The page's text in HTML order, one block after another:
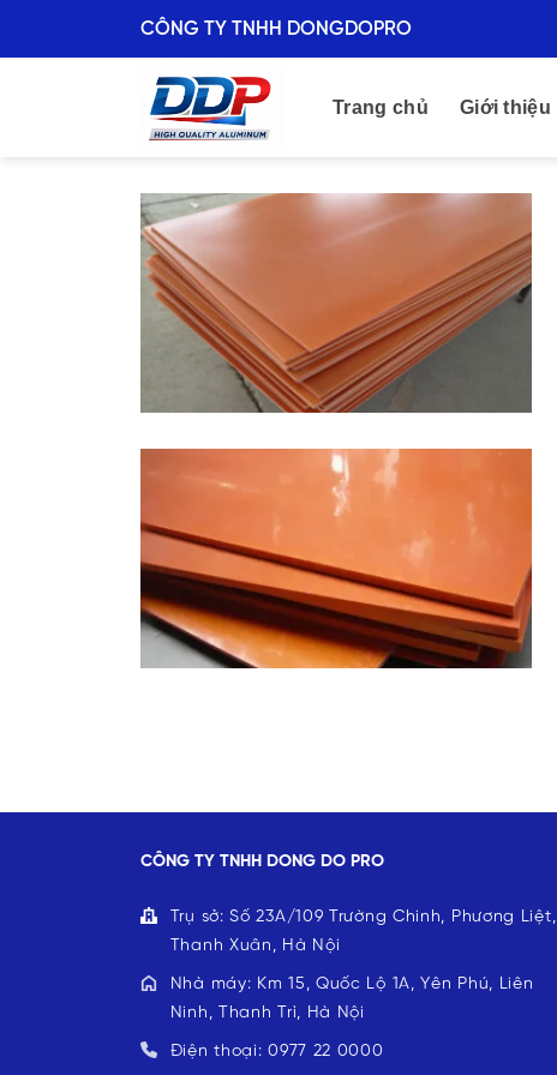
CÔNG TY TNHH DONGDOPRO
Trang chủ Giới thiệu
CÔNG TY TNHH DONG DO PRO
Trụ sở: Số 23A/109 Trường Chinh, Phương Liệt,
Thanh Xuân, Hà Nội
Nhà máy: Km 15, Quốc Lộ 1A, Yên Phú, Liên
Ninh, Thanh Trì, Hà Nội
Điện thoại: 0977 22 0000